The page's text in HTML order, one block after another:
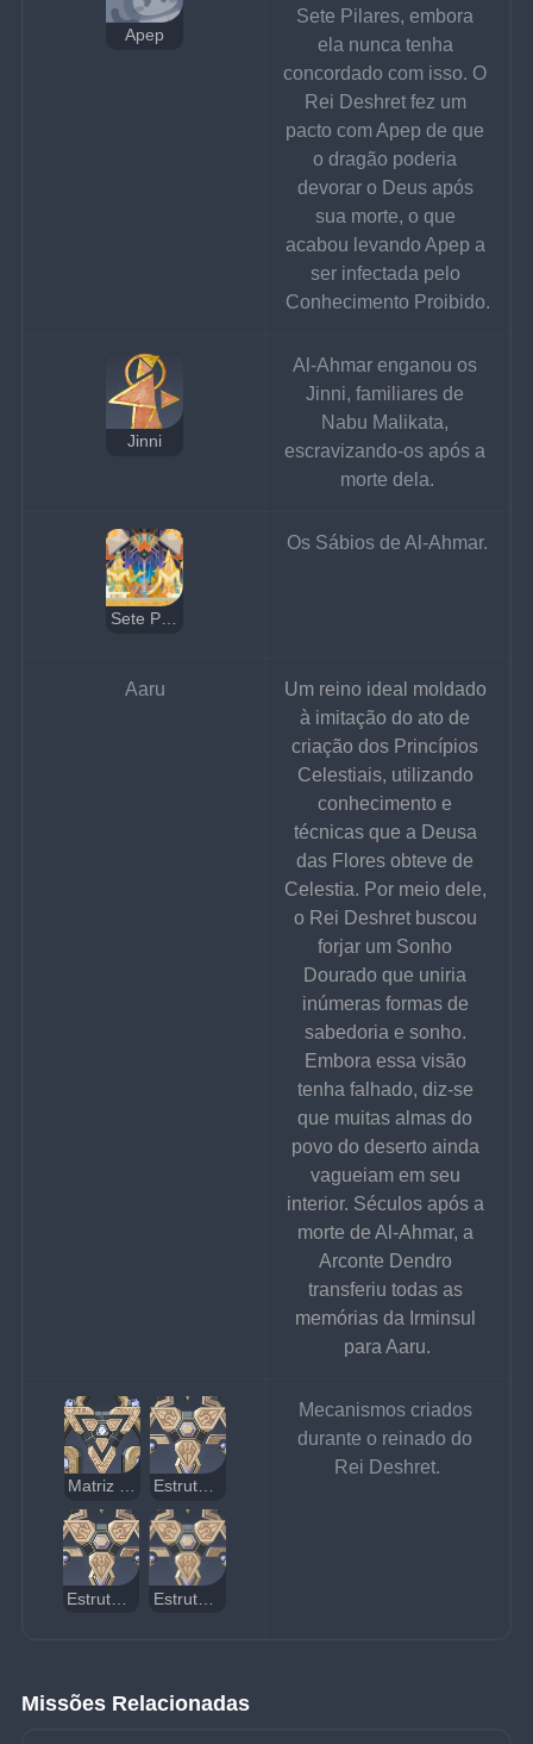
Apep
Sete Pilares, embora
ela nunca tenha
concordado com isso. O
Rei Deshret fez um
pacto com Apep de que
o dragão poderia
devorar o Deus após
sua morte, o que
acabou levando Apep a
ser infectada pelo
Conhecimento Proibido.
Jinni
Al-Ahmar enganou os
Jinni, familiares de
Nabu Malikata,
escravizando-os após a
morte dela.
Sete Pilares
Os Sábios de Al-Ahmar.
Aaru
Um reino ideal moldado
à imitação do ato de
criação dos Princípios
Celestiais, utilizando
conhecimento e
técnicas que a Deusa
das Flores obteve de
Celestia. Por meio dele,
o Rei Deshret buscou
forjar um Sonho
Dourado que uniria
inúmeras formas de
sabedoria e sonho.
Embora essa visão
tenha falhado, diz-se
que muitas almas do
povo do deserto ainda
vagueiam em seu
interior. Séculos após a
morte de Al-Ahmar, a
Arconte Dendro
transferiu todas as
memórias da Irminsul
para Aaru.
Matriz de Controle Semi-perpétua Estrutura Elementar: Prospector
Estrutura Elementar: Repulsor
Mecanismos criados
durante o reinado do
Rei Deshret.
Missões Relacionadas